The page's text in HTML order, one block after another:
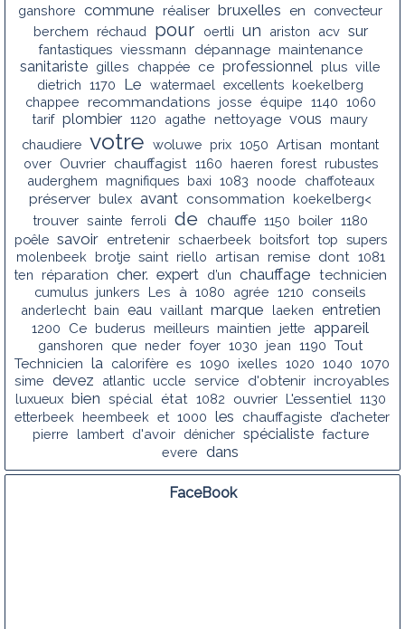
ganshore commune réaliser bruxelles en
convecteur
berchem
réchaud pour oertli un ariston acv sur
fantastiques viessmann dépannage maintenance
sanitariste gilles chappée ce professionnel plus ville
dietrich 1170 Le watermael excellents koekelberg
chappee recommandations josse équipe 1140 1060
tarif plombier 1120 agathe nettoyage vous
maury
chaudiere votre woluwe prix 1050 Artisan
montant
over
Ouvrier chauffagist 1160 haeren forest
rubustes
auderghem
magnifiques baxi 1083 noode chaffoteaux
préserver bulex avant consommation koekelberg<
trouver sainte ferroli de chauffe 1150 boiler 1180
poêle savoir entretenir schaerbeek boitsfort top supers
molenbeek
brotje saint riello artisan remise dont 1081
ten réparation cher. expert d’un chauffage technicien
cumulus junkers Les à 1080 agrée 1210 conseils
anderlecht bain eau vaillant marque laeken entretien
1200 Ce buderus meilleurs maintien jette appareil
ganshoren que neder foyer 1030 jean 1190 Tout
Technicien la calorifère es 1090 ixelles 1020 1040 1070
sime devez atlantic uccle service d'obtenir incroyables
luxueux bien spécial état 1082 ouvrier L'essentiel 1130
etterbeek
heembeek et 1000 les chauffagiste d’acheter
pierre lambert d'avoir dénicher spécialiste facture
evere dans
FaceBook